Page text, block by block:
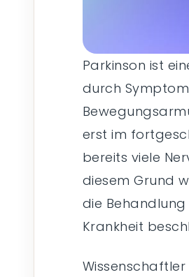
Parkinson ist
durch
erst im
bereits viele
diesem Grund
die
Krankheit